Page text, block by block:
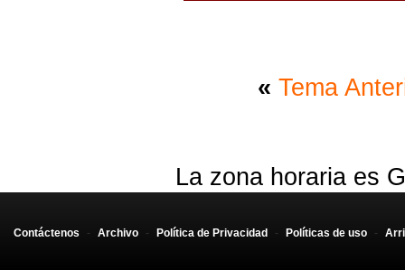
« Tema
La zona horaria es
Contáctenos - Archivo - Política de Privacidad - Políticas de uso -